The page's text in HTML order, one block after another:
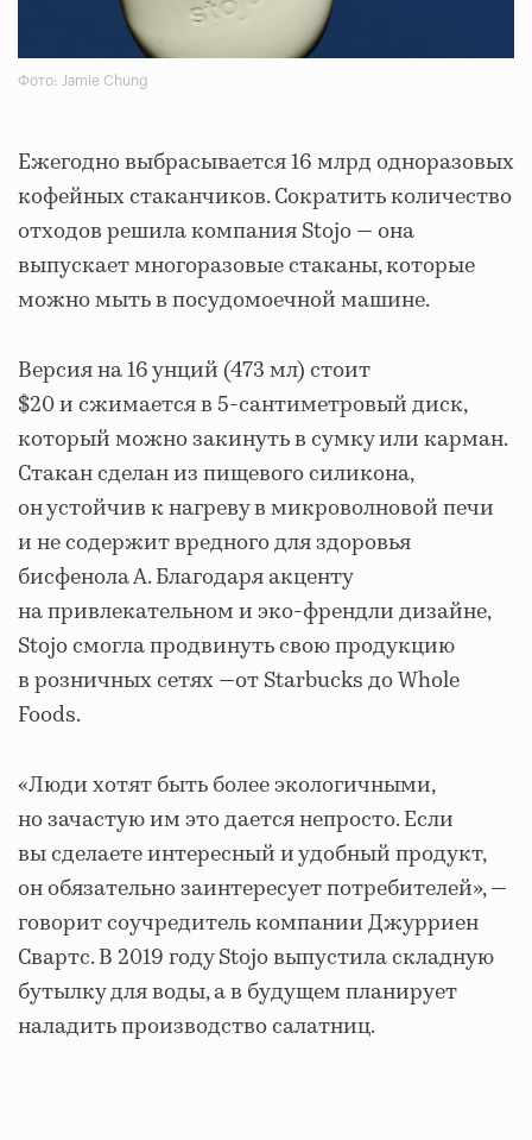
Фото: Jamie Chung
Ежегодно выбрасывается 16 млрд одноразовых
кофейных стаканчиков. Сократить количество
отходов решила компания Stojo — она
выпускает многоразовые стаканы, которые
можно мыть в посудомоечной машине.
Версия на 16 унций (473 мл) стоит
$20 и сжимается в 5-сантиметровый диск,
который можно закинуть в сумку или карман.
Стакан сделан из пищевого силикона,
он устойчив к нагреву в микроволновой печи
и не содержит вредного для здоровья
бисфенола А. Благодаря акценту
на привлекательном и эко-френдли дизайне,
Stojo смогла продвинуть свою продукцию
в розничных сетях —от Starbucks до Whole
Foods.
«Люди хотят быть более экологичными,
но зачастую им это дается непросто. Если
вы сделаете интересный и удобный продукт,
он обязательно заинтересует потребителей», —
говорит соучредитель компании Джурриен
Свартс. В 2019 году Stojo выпустила складную
бутылку для воды, а в будущем планирует
наладить производство салатниц.